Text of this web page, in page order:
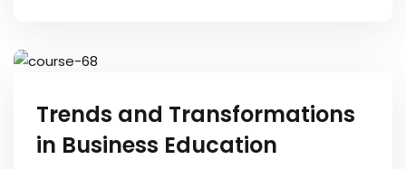
Trends and Transformations
in Business Education